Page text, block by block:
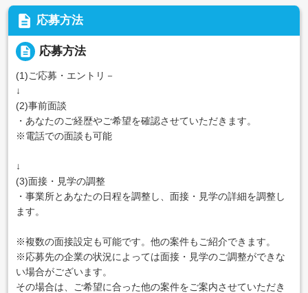
description 応募方法
description 応募方法
(1)ご応募・エントリ－
↓
(2)事前面談
・あなたのご経歴やご希望を確認させていただきます。
※電話での面談も可能
↓
(3)面接・見学の調整
・事業所とあなたの日程を調整し、面接・見学の詳細を調整し
ます。
※複数の面接設定も可能です。他の案件もご紹介できます。
※応募先の企業の状況によっては面接・見学のご調整ができな
い場合がございます。
その場合は、ご希望に合った他の案件をご案内させていただき